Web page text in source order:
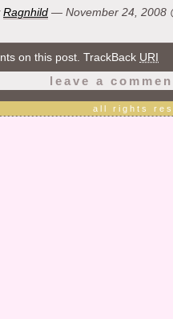
Ragnhild — November 24, 2008
on this post. TrackBack URI
leave a
all rights